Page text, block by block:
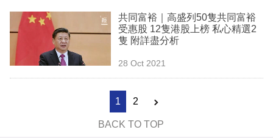
共同富裕｜高盛列50隻共同富裕
受惠股 12隻港股上榜 私心精選2
隻 附詳盡分析
28 Oct 2021
1 2
BACK TO TOP